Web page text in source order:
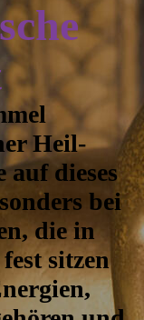
Heil-
dieses
bei
die in
sitzen